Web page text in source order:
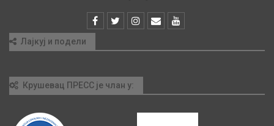
Лајкуј и подели
Крушевац ПРЕСС је члан у: